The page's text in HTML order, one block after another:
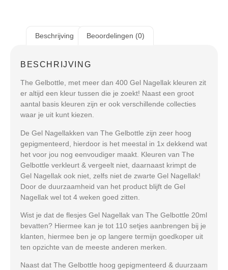
Beschrijving Beoordelingen (0)
BESCHRIJVING
The Gelbottle, met meer dan 400 Gel Nagellak kleuren zit
er altijd een kleur tussen die je zoekt! Naast een groot
aantal basis kleuren zijn er ook verschillende collecties
waar je uit kunt kiezen.
De Gel Nagellakken van The Gelbottle zijn zeer hoog
gepigmenteerd, hierdoor is het meestal in 1x dekkend wat
het voor jou nog eenvoudiger maakt. Kleuren van The
Gelbottle verkleurt & vergeelt niet, daarnaast krimpt de
Gel Nagellak ook niet, zelfs niet de zwarte Gel Nagellak!
Door de duurzaamheid van het product blijft de Gel
Nagellak wel tot 4 weken goed zitten.
Wist je dat de flesjes Gel Nagellak van The Gelbottle 20ml
bevatten? Hiermee kan je tot 110 setjes aanbrengen bij je
klanten, hiermee ben je op langere termijn goedkoper uit
ten opzichte van de meeste anderen merken.
Naast dat The Gelbottle hoog gepigmenteerd & duurzaam